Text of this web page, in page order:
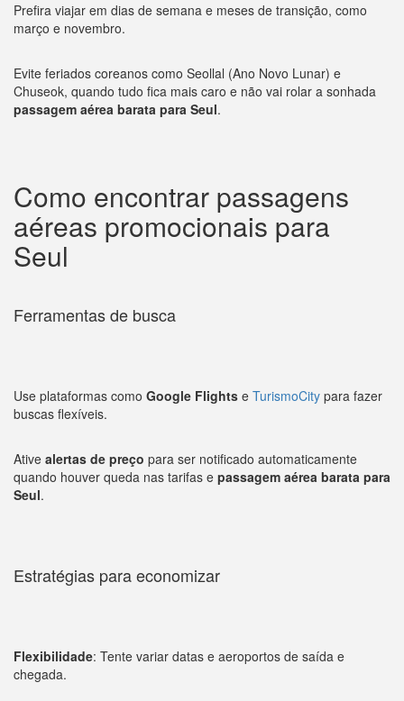
Prefira viajar em dias de semana e meses de transição, como
março e novembro.
Evite feriados coreanos como Seollal (Ano Novo Lunar) e
Chuseok, quando tudo fica mais caro e não vai rolar a sonhada
passagem aérea barata para Seul.
Como encontrar passagens
aéreas promocionais para
Seul
Ferramentas de busca
Use plataformas como Google Flights e TurismoCity para fazer
buscas flexíveis.
Ative alertas de preço para ser notificado automaticamente
quando houver queda nas tarifas e passagem aérea barata para
Seul.
Estratégias para economizar
Flexibilidade: Tente variar datas e aeroportos de saída e
chegada.